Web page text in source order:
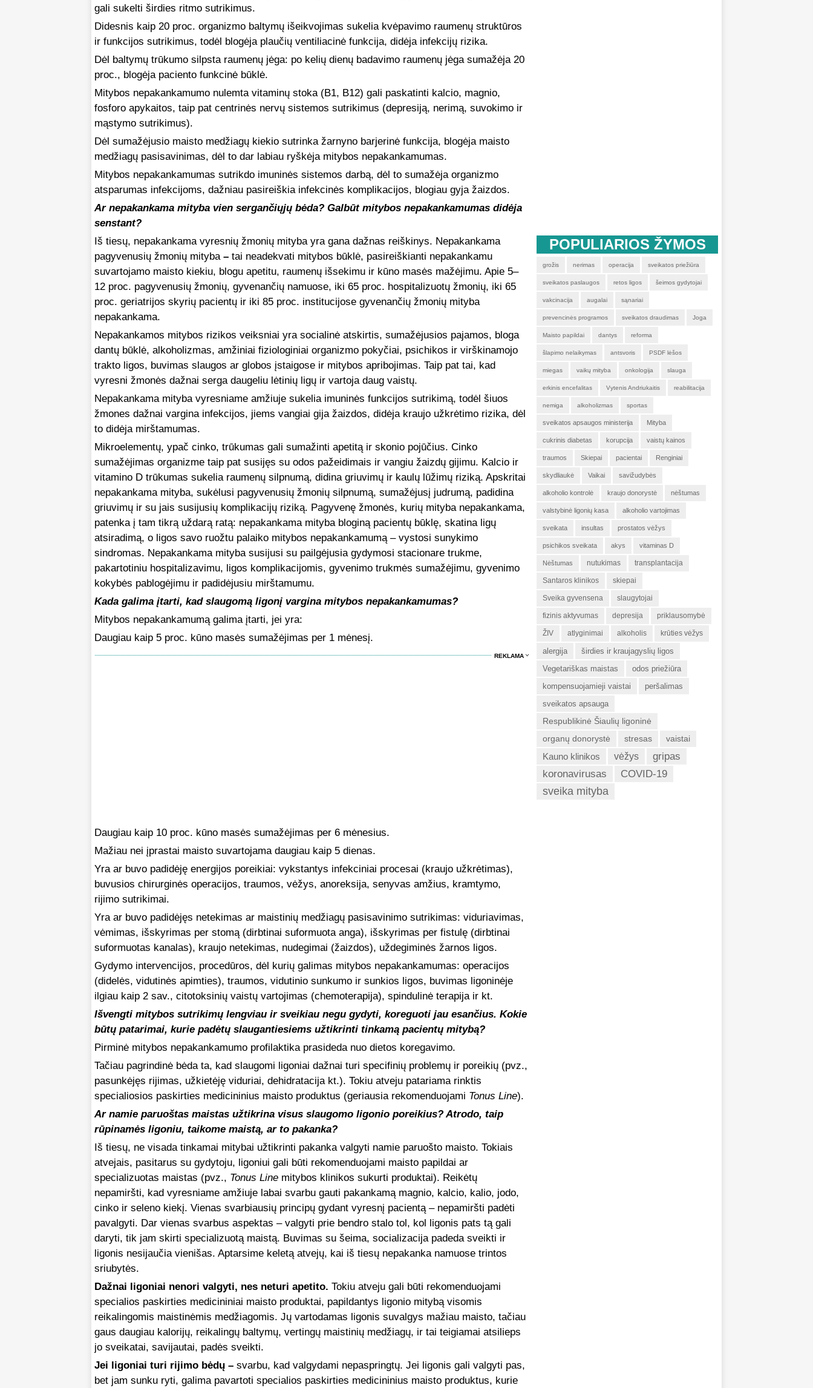
gali sukelti širdies ritmo sutrikimus.
Didesnis kaip 20 proc. organizmo baltymų išeikvojimas sukelia kvėpavimo raumenų struktūros
ir funkcijos sutrikimus, todėl blogėja plaučių ventiliacinė funkcija, didėja infekcijų rizika.
Dėl baltymų trūkumo silpsta raumenų jėga: po kelių dienų badavimo raumenų jėga sumažėja 20
proc., blogėja paciento funkcinė būklė.
Mitybos nepakankamumo nulemta vitaminų stoka (B1, B12) gali paskatinti kalcio, magnio,
fosforo apykaitos, taip pat centrinės nervų sistemos sutrikimus (depresiją, nerimą, suvokimo ir
mąstymo sutrikimus).
Dėl sumažėjusio maisto medžiagų kiekio sutrinka žarnyno barjerinė funkcija, blogėja maisto
medžiagų pasisavinimas, dėl to dar labiau ryškėja mitybos nepakankamumas.
Mitybos nepakankamumas sutrikdo imuninės sistemos darbą, dėl to sumažėja organizmo
atsparumas infekcijoms, dažniau pasireiškia infekcinės komplikacijos, blogiau gyja žaizdos.
Ar nepakankama mityba vien sergančiųjų bėda? Galbūt mitybos nepakankamumas didėja
senstant?
Iš tiesų, nepakankama vyresnių žmonių mityba yra gana dažnas reiškinys. Nepakankama
pagyvenusių žmonių mityba– tai neadekvati mitybos būklė, pasireiškianti nepakankamu
suvartojamo maisto kiekiu, blogu apetitu, raumenų išsekimu ir kūno masės mažėjimu. Apie 5–
12 proc. pagyvenusių žmonių, gyvenančių namuose, iki 65 proc. hospitalizuotų žmonių, iki 65
proc. geriatrijos skyrių pacientų ir iki 85 proc. institucijose gyvenančių žmonių mityba
nepakankama.
Nepakankamos mitybos rizikos veiksniai yra socialinė atskirtis, sumažėjusios pajamos, bloga
dantų būklė, alkoholizmas, amžiniai fiziologiniai organizmo pokyčiai, psichikos ir virškinamojo
trakto ligos, buvimas slaugos ar globos įstaigose ir mitybos apribojimas. Taip pat tai, kad
vyresni žmonės dažnai serga daugeliu lėtinių ligų ir vartoja daug vaistų.
Nepakankama mityba vyresniame amžiuje sukelia imuninės funkcijos sutrikimą, todėl šiuos
žmones dažnai vargina infekcijos, jiems vangiai gija žaizdos, didėja kraujo užkrėtimo rizika, dėl
to didėja mirštamumas.
Mikroelementų, ypač cinko, trūkumas gali sumažinti apetitą ir skonio pojūčius. Cinko
sumažėjimas organizme taip pat susijęs su odos pažeidimais ir vangiu žaizdų gijimu. Kalcio ir
vitamino D trūkumas sukelia raumenų silpnumą, didina griuvimų ir kaulų lūžimų riziką. Apskritai
nepakankama mityba, sukėlusi pagyvenusių žmonių silpnumą, sumažėjusį judrumą, padidina
griuvimų ir su jais susijusių komplikacijų riziką. Pagyvenę žmonės, kurių mityba nepakankama,
patenka į tam tikrą uždarą ratą: nepakankama mityba bloginą pacientų būklę, skatina ligų
atsiradimą, o ligos savo ruožtu palaiko mitybos nepakankamumą – vystosi sunykimo
sindromas. Nepakankama mityba susijusi su pailgėjusia gydymosi stacionare trukme,
pakartotiniu hospitalizavimu, ligos komplikacijomis, gyvenimo trukmės sumažėjimu, gyvenimo
kokybės pablogėjimu ir padidėjusiu mirštamumu.
Kada galima įtarti, kad slaugomą ligonį vargina mitybos nepakankamumas?
Mitybos nepakankamumą galima įtarti, jei yra:
Daugiau kaip 5 proc. kūno masės sumažėjimas per 1 mėnesį.
REKLAMA
Daugiau kaip 10 proc. kūno masės sumažėjimas per 6 mėnesius.
Mažiau nei įprastai maisto suvartojama daugiau kaip 5 dienas.
Yra ar buvo padidėję energijos poreikiai: vykstantys infekciniai procesai (kraujo užkrėtimas),
buvusios chirurginės operacijos, traumos, vėžys, anoreksija, senyvas amžius, kramtymo,
rijimo sutrikimai.
Yra ar buvo padidėjęs netekimas ar maistinių medžiagų pasisavinimo sutrikimas: viduriavimas,
vėmimas, išskyrimas per stomą (dirbtinai suformuota anga), išskyrimas per fistulę (dirbtinai
suformuotas kanalas), kraujo netekimas, nudegimai (žaizdos), uždegiminės žarnos ligos.
Gydymo intervencijos, procedūros, dėl kurių galimas mitybos nepakankamumas: operacijos
(didelės, vidutinės apimties), traumos, vidutinio sunkumo ir sunkios ligos, buvimas ligoninėje
ilgiau kaip 2 sav., citotoksinių vaistų vartojimas (chemoterapija), spindulinė terapija ir kt.
Išvengti mitybos sutrikimų lengviau ir sveikiau negu gydyti, koreguoti jau esančius. Kokie
būtų patarimai, kurie padėtų slaugantiesiems užtikrinti tinkamą pacientų mitybą?
Pirminė mitybos nepakankamumo profilaktika prasideda nuo dietos koregavimo.
Tačiau pagrindinė bėda ta, kad slaugomi ligoniai dažnai turi specifinių problemų ir poreikių (pvz.,
pasunkėjęs rijimas, užkietėję viduriai, dehidratacija kt.). Tokiu atveju patariama rinktis
specialiosios paskirties medicininius maisto produktus (geriausia rekomenduojami Tonus Line).
Ar namie paruoštas maistas užtikrina visus slaugomo ligonio poreikius? Atrodo, taip
rūpinamės ligoniu, taikome maistą, ar to pakanka?
Iš tiesų, ne visada tinkamai mitybai užtikrinti pakanka valgyti namie paruošto maisto. Tokiais
atvejais, pasitarus su gydytoju, ligoniui gali būti rekomenduojami maisto papildai ar
specializuotas maistas (pvz., Tonus Line mitybos klinikos sukurti produktai). Reikėtų
nepamiršti, kad vyresniame amžiuje labai svarbu gauti pakankamą magnio, kalcio, kalio, jodo,
cinko ir seleno kiekį. Vienas svarbiausių principų gydant vyresnį pacientą – nepamiršti padėti
pavalgyti. Dar vienas svarbus aspektas – valgyti prie bendro stalo tol, kol ligonis pats tą gali
daryti, tik jam skirti specializuotą maistą. Buvimas su šeima, socializacija padeda sveikti ir
ligonis nesijaučia vienišas. Aptarsime keletą atvejų, kai iš tiesų nepakanka namuose trintos
sriubytės.
Dažnai ligoniai nenori valgyti, nes neturi apetito. Tokiu atveju gali būti rekomenduojami
specialios paskirties medicininiai maisto produktai, papildantys ligonio mitybą visomis
reikalingomis maistinėmis medžiagomis. Jų vartodamas ligonis suvalgys mažiau maisto, tačiau
gaus daugiau kalorijų, reikalingų baltymų, vertingų maistinių medžiagų, ir tai teigiamai atsilieps
jo sveikatai, savijautai, padės sveikti.
Jei ligoniai turi rijimo bėdų – svarbu, kad valgydami nepaspringtų. Jei ligonis gali valgyti pas,
bet jam sunku ryti, galima pavartoti specialios paskirties medicininius maisto produktus, kurie
POPULIARIOS ŽYMOS
grožis nerimas operacija sveikatos priežiūra
sveikatos paslaugos retos ligos šeimos gydytojai
vakcinacija augalai sąnariai
prevencinės programos sveikatos draudimas Joga
Maisto papildai dantys reforma
šlapimo nelaikymas antsvoris PSDF lėšos
miegas vaikų mityba onkologija slauga
erkinis encefalitas Vytenis Andriukaitis reabilitacija
nemiga alkoholizmas sportas
sveikatos apsaugos ministerija Mityba
cukrinis diabetas korupcija vaistų kainos
traumos Skiepai pacientai Renginiai
skydliaukė Vaikai savižudybės
alkoholio kontrolė kraujo donorystė nėštumas
valstybinė ligonių kasa alkoholio vartojimas
sveikata insultas prostatos vėžys
psichikos sveikata akys vitaminas D
Nėštumas nutukimas transplantacija
Santaros klinikos skiepai
Sveika gyvensena slaugytojai
fizinis aktyvumas depresija priklausomybė
ŽIV atlyginimai alkoholis krūties vėžys
alergija
širdies ir kraujagyslių ligos
Vegetariškas maistas
odos priežiūra
kompensuojamieji vaistai
peršalimas
sveikatos apsauga
Respublikinė Šiaulių ligoninė
organų donorystė
stresas vaistai
Kauno klinikos vėžys
gripas
koronavirusas
COVID-19
sveika mityba